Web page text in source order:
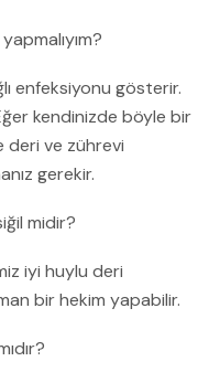
enfeksiyonu gösterir.
kendinizde böyle bir
deri ve zührevi
gerekir.
midir?
iyi huylu deri
bir hekim yapabilir.